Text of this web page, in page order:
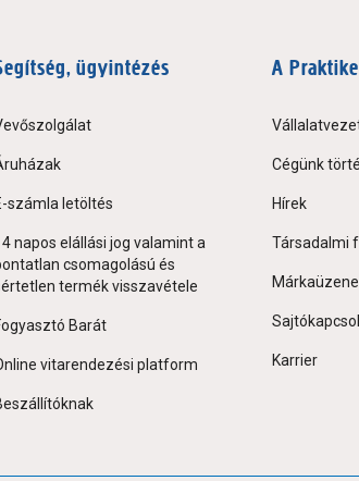
ügyintézés
számla letöltés
napos elállási jog valamint a
csomagolású és
termék visszavétele
Barát
vitarendezési platform
A
Cégünk
Hírek
Társadalmi
Karrier